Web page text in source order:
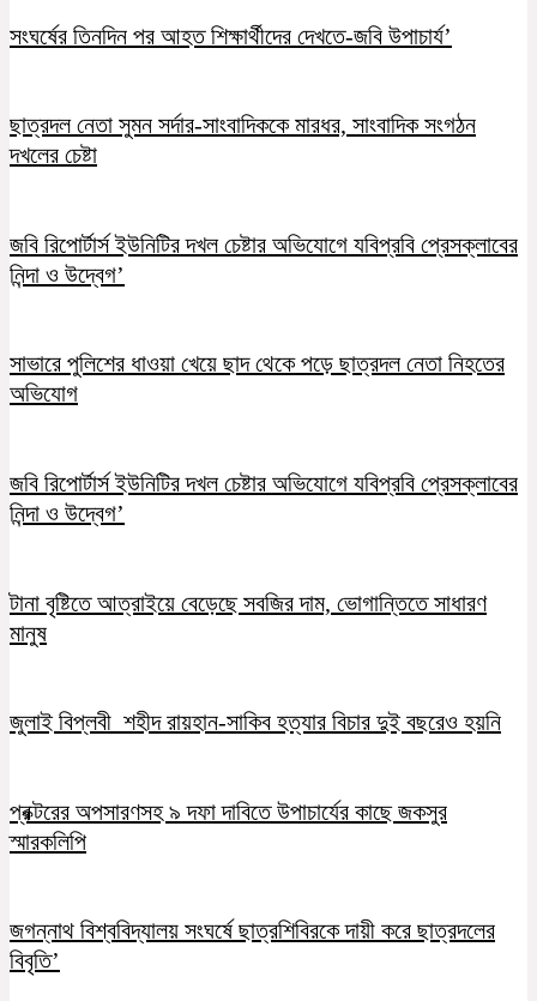
সংঘর্ষের তিনদিন পর আহত শিক্ষার্থীদের দেখতে-জবি উপাচার্য’
ছাত্রদল নেতা সুমন সর্দার-সাংবাদিককে মারধর, সাংবাদিক সংগঠন
দখলের চেষ্টা
জবি রিপোর্টার্স ইউনিটির দখল চেষ্টার অভিযোগে যবিপ্রবি প্রেসক্লাবের
নিন্দা ও উদ্বেগ’
সাভারে পুলিশের ধাওয়া খেয়ে ছাদ থেকে পড়ে ছাত্রদল নেতা নিহতের
অভিযোগ
জবি রিপোর্টার্স ইউনিটির দখল চেষ্টার অভিযোগে যবিপ্রবি প্রেসক্লাবের
নিন্দা ও উদ্বেগ’
টানা বৃষ্টিতে আত্রাইয়ে বেড়েছে সবজির দাম, ভোগান্তিতে সাধারণ
মানুষ
জুলাই বিপ্লবী শহীদ রায়হান-সাকিব হত্যার বিচার দুই বছরেও হয়নি
প্রক্টরের অপসারণসহ ৯ দফা দাবিতে উপাচার্যের কাছে জকসুর
স্মারকলিপি
জগন্নাথ বিশ্ববিদ্যালয় সংঘর্ষে ছাত্রশিবিরকে দায়ী করে ছাত্রদলের
বিবৃতি’